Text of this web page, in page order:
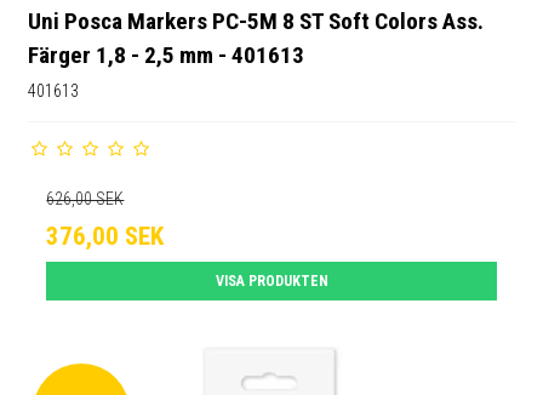
Uni Posca Markers PC-5M 8 ST Soft Colors Ass.
Färger 1,8 - 2,5 mm - 401613
401613
626,00 SEK
376,00 SEK
VISA PRODUKTEN